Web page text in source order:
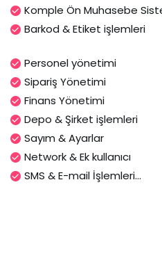
Komple Ön Muhasebe
Barkod & Etiket işlemleri
Personel yönetimi
Sipariş Yönetimi
Finans Yönetimi
Depo & Şirket işlemleri
Sayım & Ayarlar
Network & Ek kullanıcı
SMS & E-mail İşlemleri...